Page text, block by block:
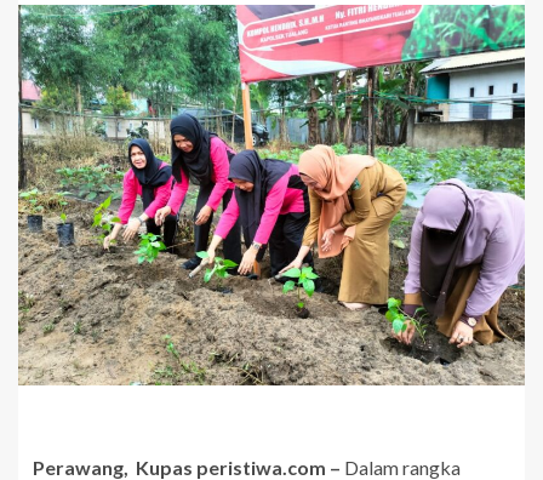
Perawang, Kupas peristiwa.com – Dalam rangka